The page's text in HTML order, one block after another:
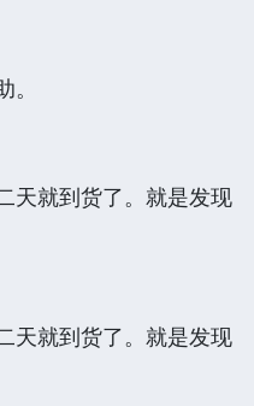
天就到货了。就是发现
天就到货了。就是发现